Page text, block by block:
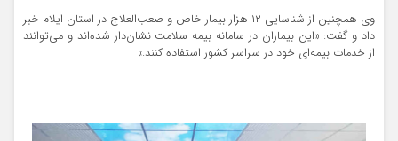
وی همچنین از شناسایی ۱۲ هزار بیمار خاص و صعب‌العلاج در استان ایلام خبر
داد و گفت: «این بیماران در سامانه بیمه سلامت نشان‌دار شده‌اند و می‌توانند
از خدمات بیمه‌ای خود در سراسر کشور استفاده کنند.»